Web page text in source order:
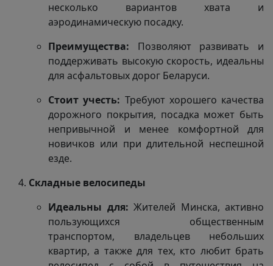
несколько вариантов хвата и
аэродинамическую посадку.
Преимущества: Позволяют развивать и
поддерживать высокую скорость, идеальны
для асфальтовых дорог Беларуси.
Стоит учесть: Требуют хорошего качества
дорожного покрытия, посадка может быть
непривычной и менее комфортной для
новичков или при длительной неспешной
езде.
Складные велосипеды
Идеальны для: Жителей Минска, активно
пользующихся общественным
транспортом, владельцев небольших
квартир, а также для тех, кто любит брать